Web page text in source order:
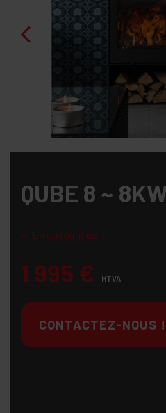
QUBE 8 ~
En savoir plus ...
1 995 € HTVA
CONTACTEZ-NOUS !